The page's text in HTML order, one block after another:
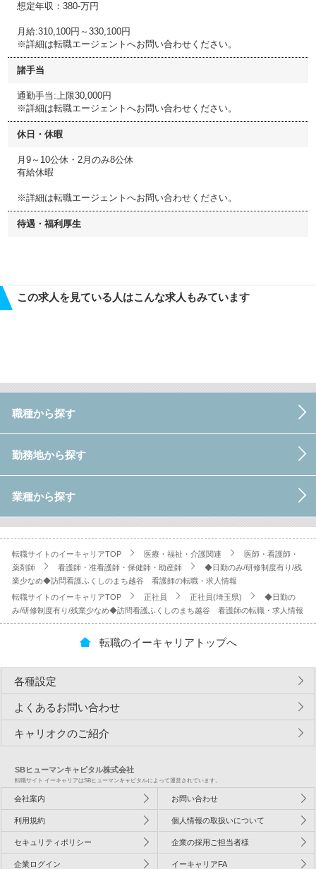
想定年収：380-万円
月給:310,100円～330,100円
※詳細は転職エージェントへお問い合わせください。
諸手当
通勤手当:上限30,000円
※詳細は転職エージェントへお問い合わせください。
休日・休暇
月9～10公休・2月のみ8公休
有給休暇
※詳細は転職エージェントへお問い合わせください。
待遇・福利厚生
この求人を見ている人はこんな求人もみています
職種から探す
勤務地から探す
業種から探す
転職サイトのイーキャリアTOP 医療・福祉・介護関連
医師・看護師・
薬剤師
看護師・准看護師・保健師・助産師
◆日勤のみ/研修制度有り/残
業少なめ◆訪問看護ふくしのまち越谷 看護師の転職・求人情報
転職サイトのイーキャリアTOP
正社員 正社員(埼玉県)
◆日勤の
み/研修制度有り/残業少なめ◆訪問看護ふくしのまち越谷 看護師の転職・求人情報
転職のイーキャリアトップへ
各種設定
よくあるお問い合わせ
キャリオクのご紹介
SBヒューマンキャピタル株式会社
転職サイト イーキャリアはSBヒューマンキャピタルによって運営されています。
会社案内 お問い合わせ
利用規約 個人情報の取扱いについて
セキュリティポリシー 企業の採用ご担当者様
企業ログイン イーキャリアFA